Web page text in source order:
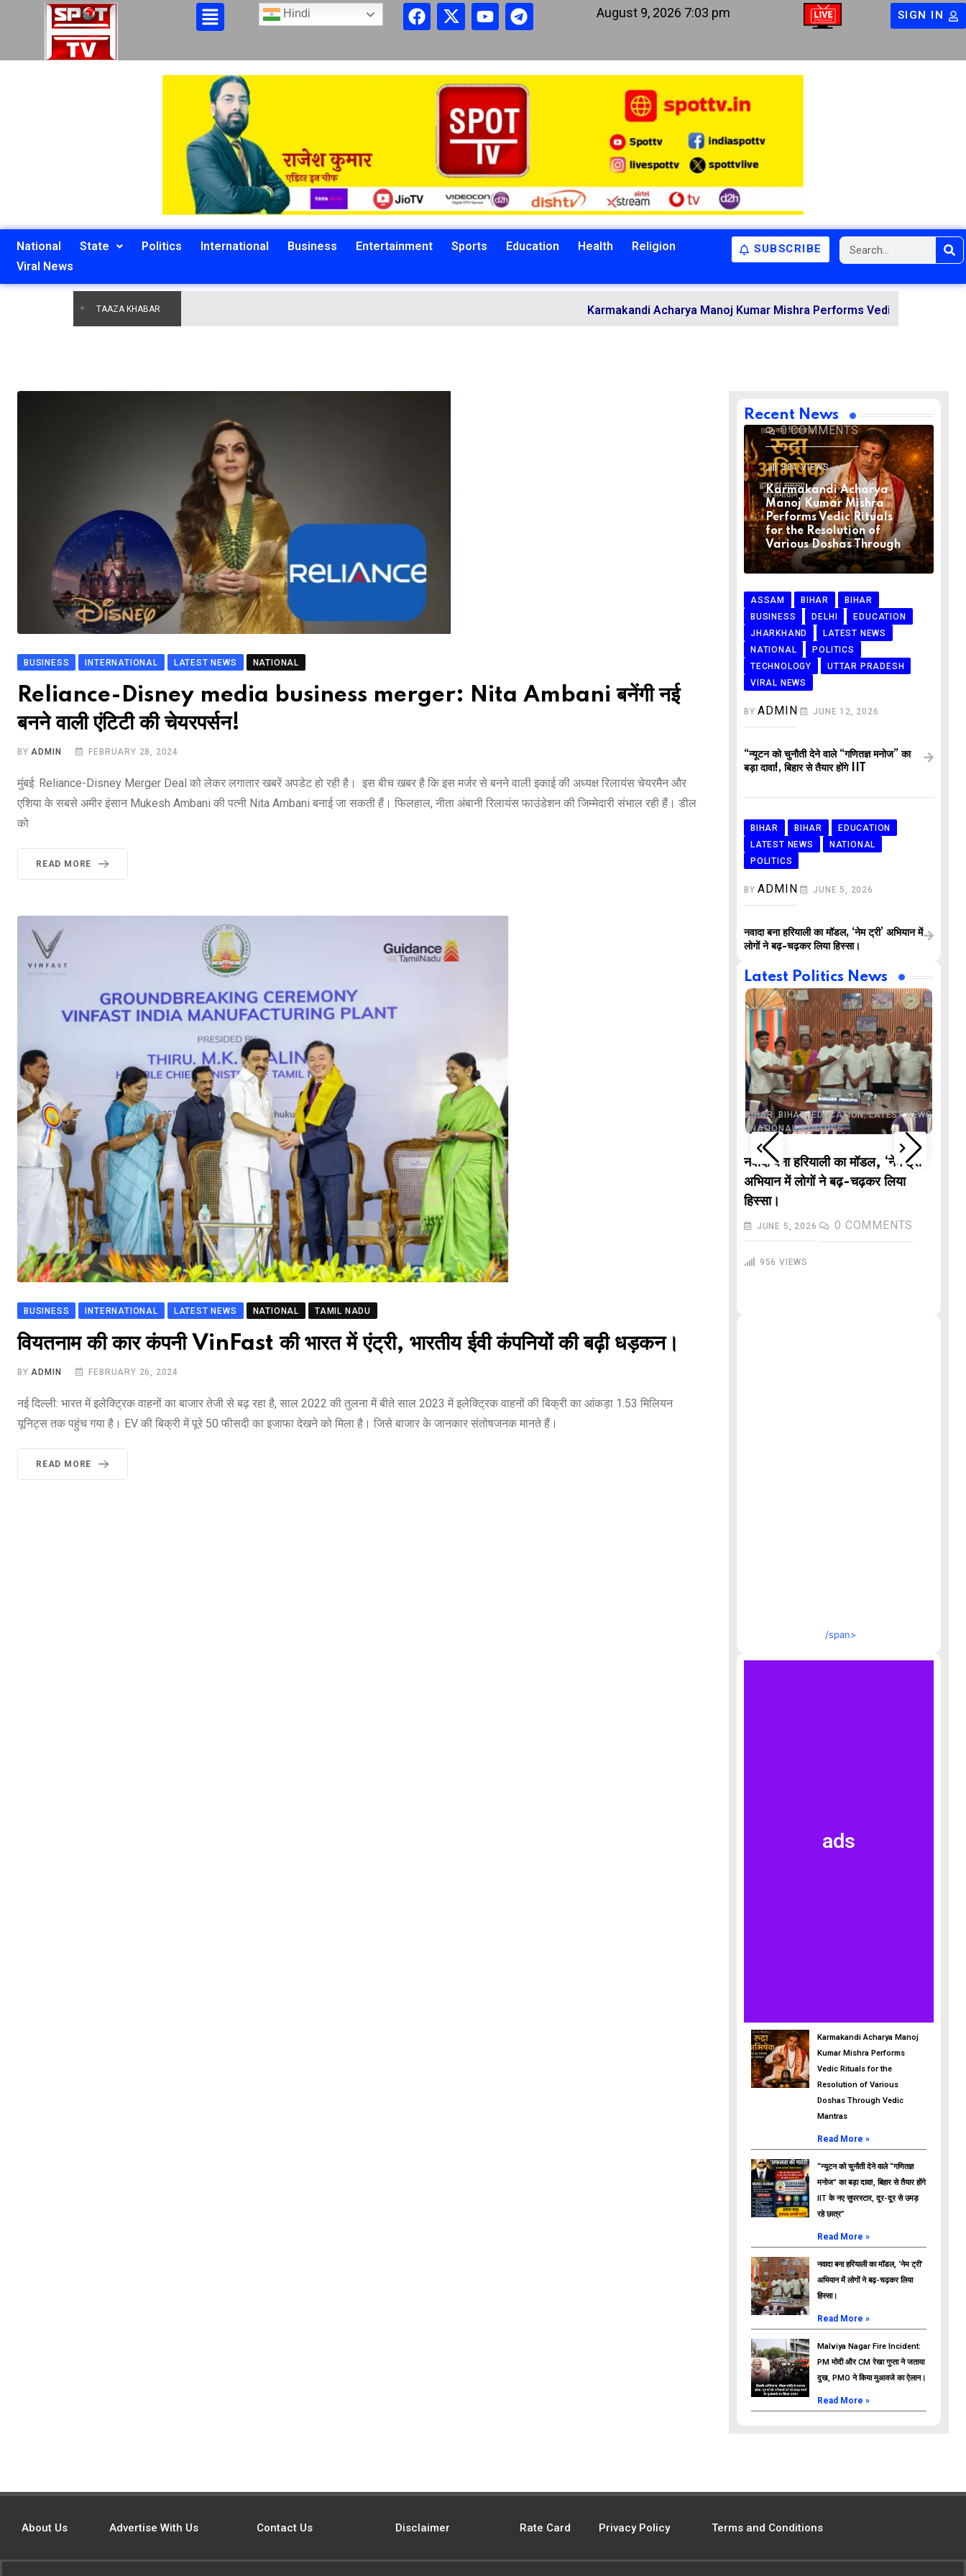
Hindi August 9, 2026 7:03 pm SIGN IN
National State Politics International Business Entertainment Sports Education Health
Religion
Viral News
SUBSCRIBE
TAAZA KHABAR Karmakandi Acharya Manoj Kumar Mishra Performs Vedic Rituals for the
BUSINESS INTERNATIONAL LATEST NEWS NATIONAL
Reliance-Disney media business merger: Nita Ambani बनेंगी नई
बनने वाली एंटिटी की चेयरपर्सन!
BYADMIN FEBRUARY 28, 2024
मुंबई: Reliance-Disney Merger Deal को लेकर लगातार खबरें अपडेट हो रही है। इस बीच खबर है कि इस मर्जर से बनने वाली इकाई की अध्यक्ष रिलायंस चेयरमैन और
एशिया के सबसे अमीर इंसान Mukesh Ambani की पत्नी Nita Ambani बनाई जा सकती हैं। फिलहाल, नीता अंबानी रिलायंस फाउंडेशन की जिम्मेदारी संभाल रही हैं। डील
को
READ MORE
BUSINESS INTERNATIONAL LATEST NEWS NATIONAL TAMIL NADU
वियतनाम की कार कंपनी VinFast की भारत में एंट्री, भारतीय ईवी कंपनियों की बढ़ी धड़कन।
BYADMIN FEBRUARY 26, 2024
नई दिल्ली: भारत में इलेक्ट्रिक वाहनों का बाजार तेजी से बढ़ रहा है, साल 2022 की तुलना में बीते साल 2023 में इलेक्ट्रिक वाहनों की बिक्री का आंकड़ा 1.53 मिलियन
यूनिट्स तक पहुंच गया है। EV की बिक्री में पूरे 50 फीसदी का इजाफा देखने को मिला है। जिसे बाजार के जानकार संतोषजनक मानते हैं।
READ MORE
Recent News
0COMMENTS
384VIEWS
Karmakandi Acharya
Manoj Kumar Mishra
Performs Vedic Rituals
for the Resolution of
Various Doshas Through
ASSAM BIHAR
BIHAR
BUSINESS
DELHI
EDUCATION
JHARKHAND
LATEST NEWS
NATIONAL
POLITICS
TECHNOLOGY
UTTAR PRADESH
VIRAL NEWS
BYADMIN JUNE 12, 2026
“न्यूटन को चुनौती देने वाले “गणितज्ञ मनोज” का
बड़ा दावा!, बिहार से तैयार होंगे IIT
BIHAR BIHAR
EDUCATION
LATEST NEWS
NATIONAL
POLITICS
BYADMIN JUNE 5, 2026
नवादा बना हरियाली का मॉडल, ‘नेम ट्री’ अभियान में
लोगों ने बढ़-चढ़कर लिया हिस्सा।
Latest Politics News
DELHI,LATEST NEWS,NATIONAL
POLITICS
Malviya Nagar Fire
Incident: PM मोदी और CM रेखा
गुप्ता ने जताया दुख, PMO ने
JUNE 3, 2026 0COMMENTS
BIHAR,BIHAR,EDUCATION,LATEST NEWS
, NATIONAL,POLITICS
नवादा बना हरियाली का मॉडल, ‘नेम ट्री’
अभियान में लोगों ने बढ़-चढ़कर लिया
हिस्सा।
JUNE 5, 2026 0 COMMENTS
956 VIEWS
/span>
ads
Karmakandi Acharya Manoj
Kumar Mishra Performs
Vedic Rituals for the
Resolution of Various
Doshas Through Vedic
Mantras
Read More »
“न्यूटन को चुनौती देने वाले “गणितज्ञ
मनोज” का बड़ा दावा!, बिहार से तैयार होंगे
IIT के नए सुपरस्टार, दूर-दूर से उमड़
रहे छात्र”
Read More »
नवादा बना हरियाली का मॉडल, ‘नेम ट्री’
अभियान में लोगों ने बढ़-चढ़कर लिया
हिस्सा।
Read More »
Malviya Nagar Fire Incident:
PM मोदी और CM रेखा गुप्ता ने जताया
दुख, PMO ने किया मुआवजे का ऐलान।
Read More »
About Us Advertise With Us Contact Us Disclaimer Rate Card Privacy Policy Terms and Conditions